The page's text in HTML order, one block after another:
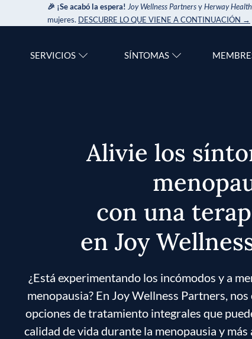
🎉 ¡Se acabó la espera! Joy Wellness PartnersyHerway Health
mujeres. DESCUBRE LO QUE VIENE A CONTINUACIÓN →
SERVICIOS SÍNTOMAS
Alivie los
con una
en Joy
¿Está experimentando los incómodos y a
menopausia? En Joy Wellness Partners,
opciones de tratamiento integrales que
calidad de vida durante la menopausia y